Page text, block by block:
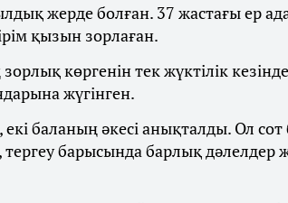
жерде болған. 37 жастағы ер
қызын зорлаған.
көргенін тек жүктілік
жүгінген.
баланың әкесі анықталды. Ол
барысында барлық